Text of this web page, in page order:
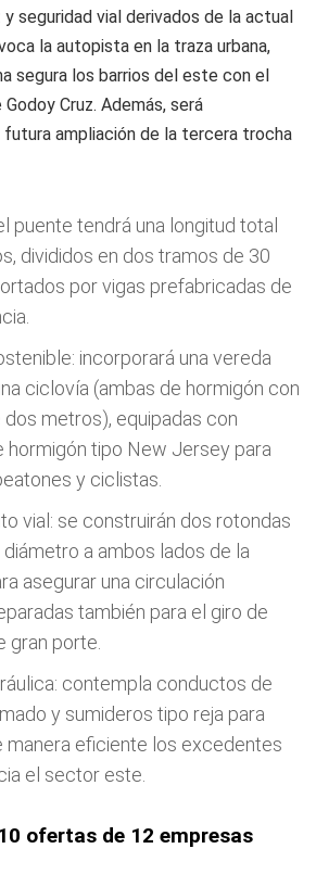
seguridad vial derivados de la actual
la autopista en la traza urbana,
segura los barrios del este con el
Cruz. Además, será
ampliación de la tercera trocha
puente tendrá una longitud total
divididos en dos tramos de 30
por vigas prefabricadas de
incorporará una vereda
ciclovía (ambas de hormigón con
dos metros), equipadas con
hormigón tipo New Jersey para
y ciclistas.
vial: se construirán dos rotondas
a ambos lados de la
asegurar una circulación
también para el giro de
gran porte.
contempla conductos de
y sumideros tipo reja para
manera eficiente los excedentes
el sector este.
ofertas de 12 empresas